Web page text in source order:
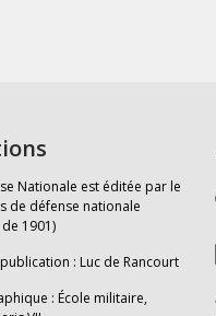
Nationale est éditée par le
de défense nationale
1901)
: Luc de Rancourt
: École militaire,